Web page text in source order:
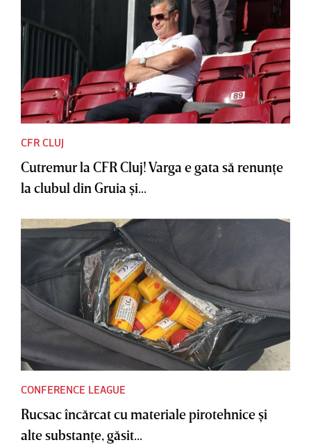
CFR CLUJ
Cutremur la CFR Cluj! Varga e gata să renunţe
la clubul din Gruia şi...
CONFERENCE LEAGUE
Rucsac încărcat cu materiale pirotehnice şi
alte substanţe, găsit...